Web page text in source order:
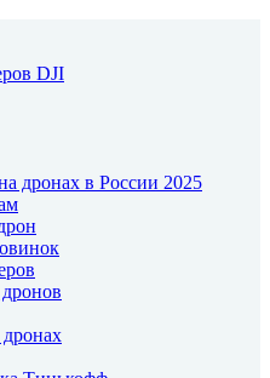
DJI
дронах в России 2025